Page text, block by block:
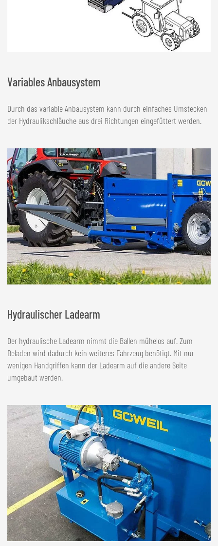
Variables Anbausystem
Durch das variable Anbausystem kann durch einfaches Umstecken
der Hydraulikschläuche aus drei Richtungen eingefüttert werden.
Hydraulischer Ladearm
Der hydraulische Ladearm nimmt die Ballen mühelos auf. Zum
Beladen wird dadurch kein weiteres Fahrzeug benötigt. Mit nur
wenigen Handgriffen kann der Ladearm auf die andere Seite
umgebaut werden.